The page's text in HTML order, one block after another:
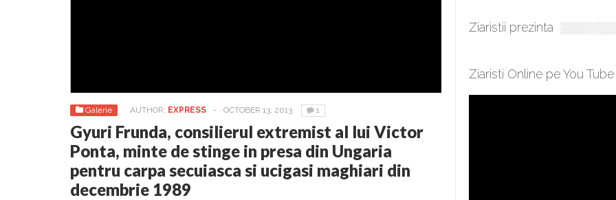
Galerie AUTHOR: EXPRESS - OCTOBER 13, 2013 1
Gyuri Frunda, consilierul extremist al lui Victor
Ponta, minte de stinge in presa din Ungaria
pentru carpa secuiasca si ucigasi maghiari din
decembrie 1989
Ziaristii prezinta
Ziaristi Online pe You Tube